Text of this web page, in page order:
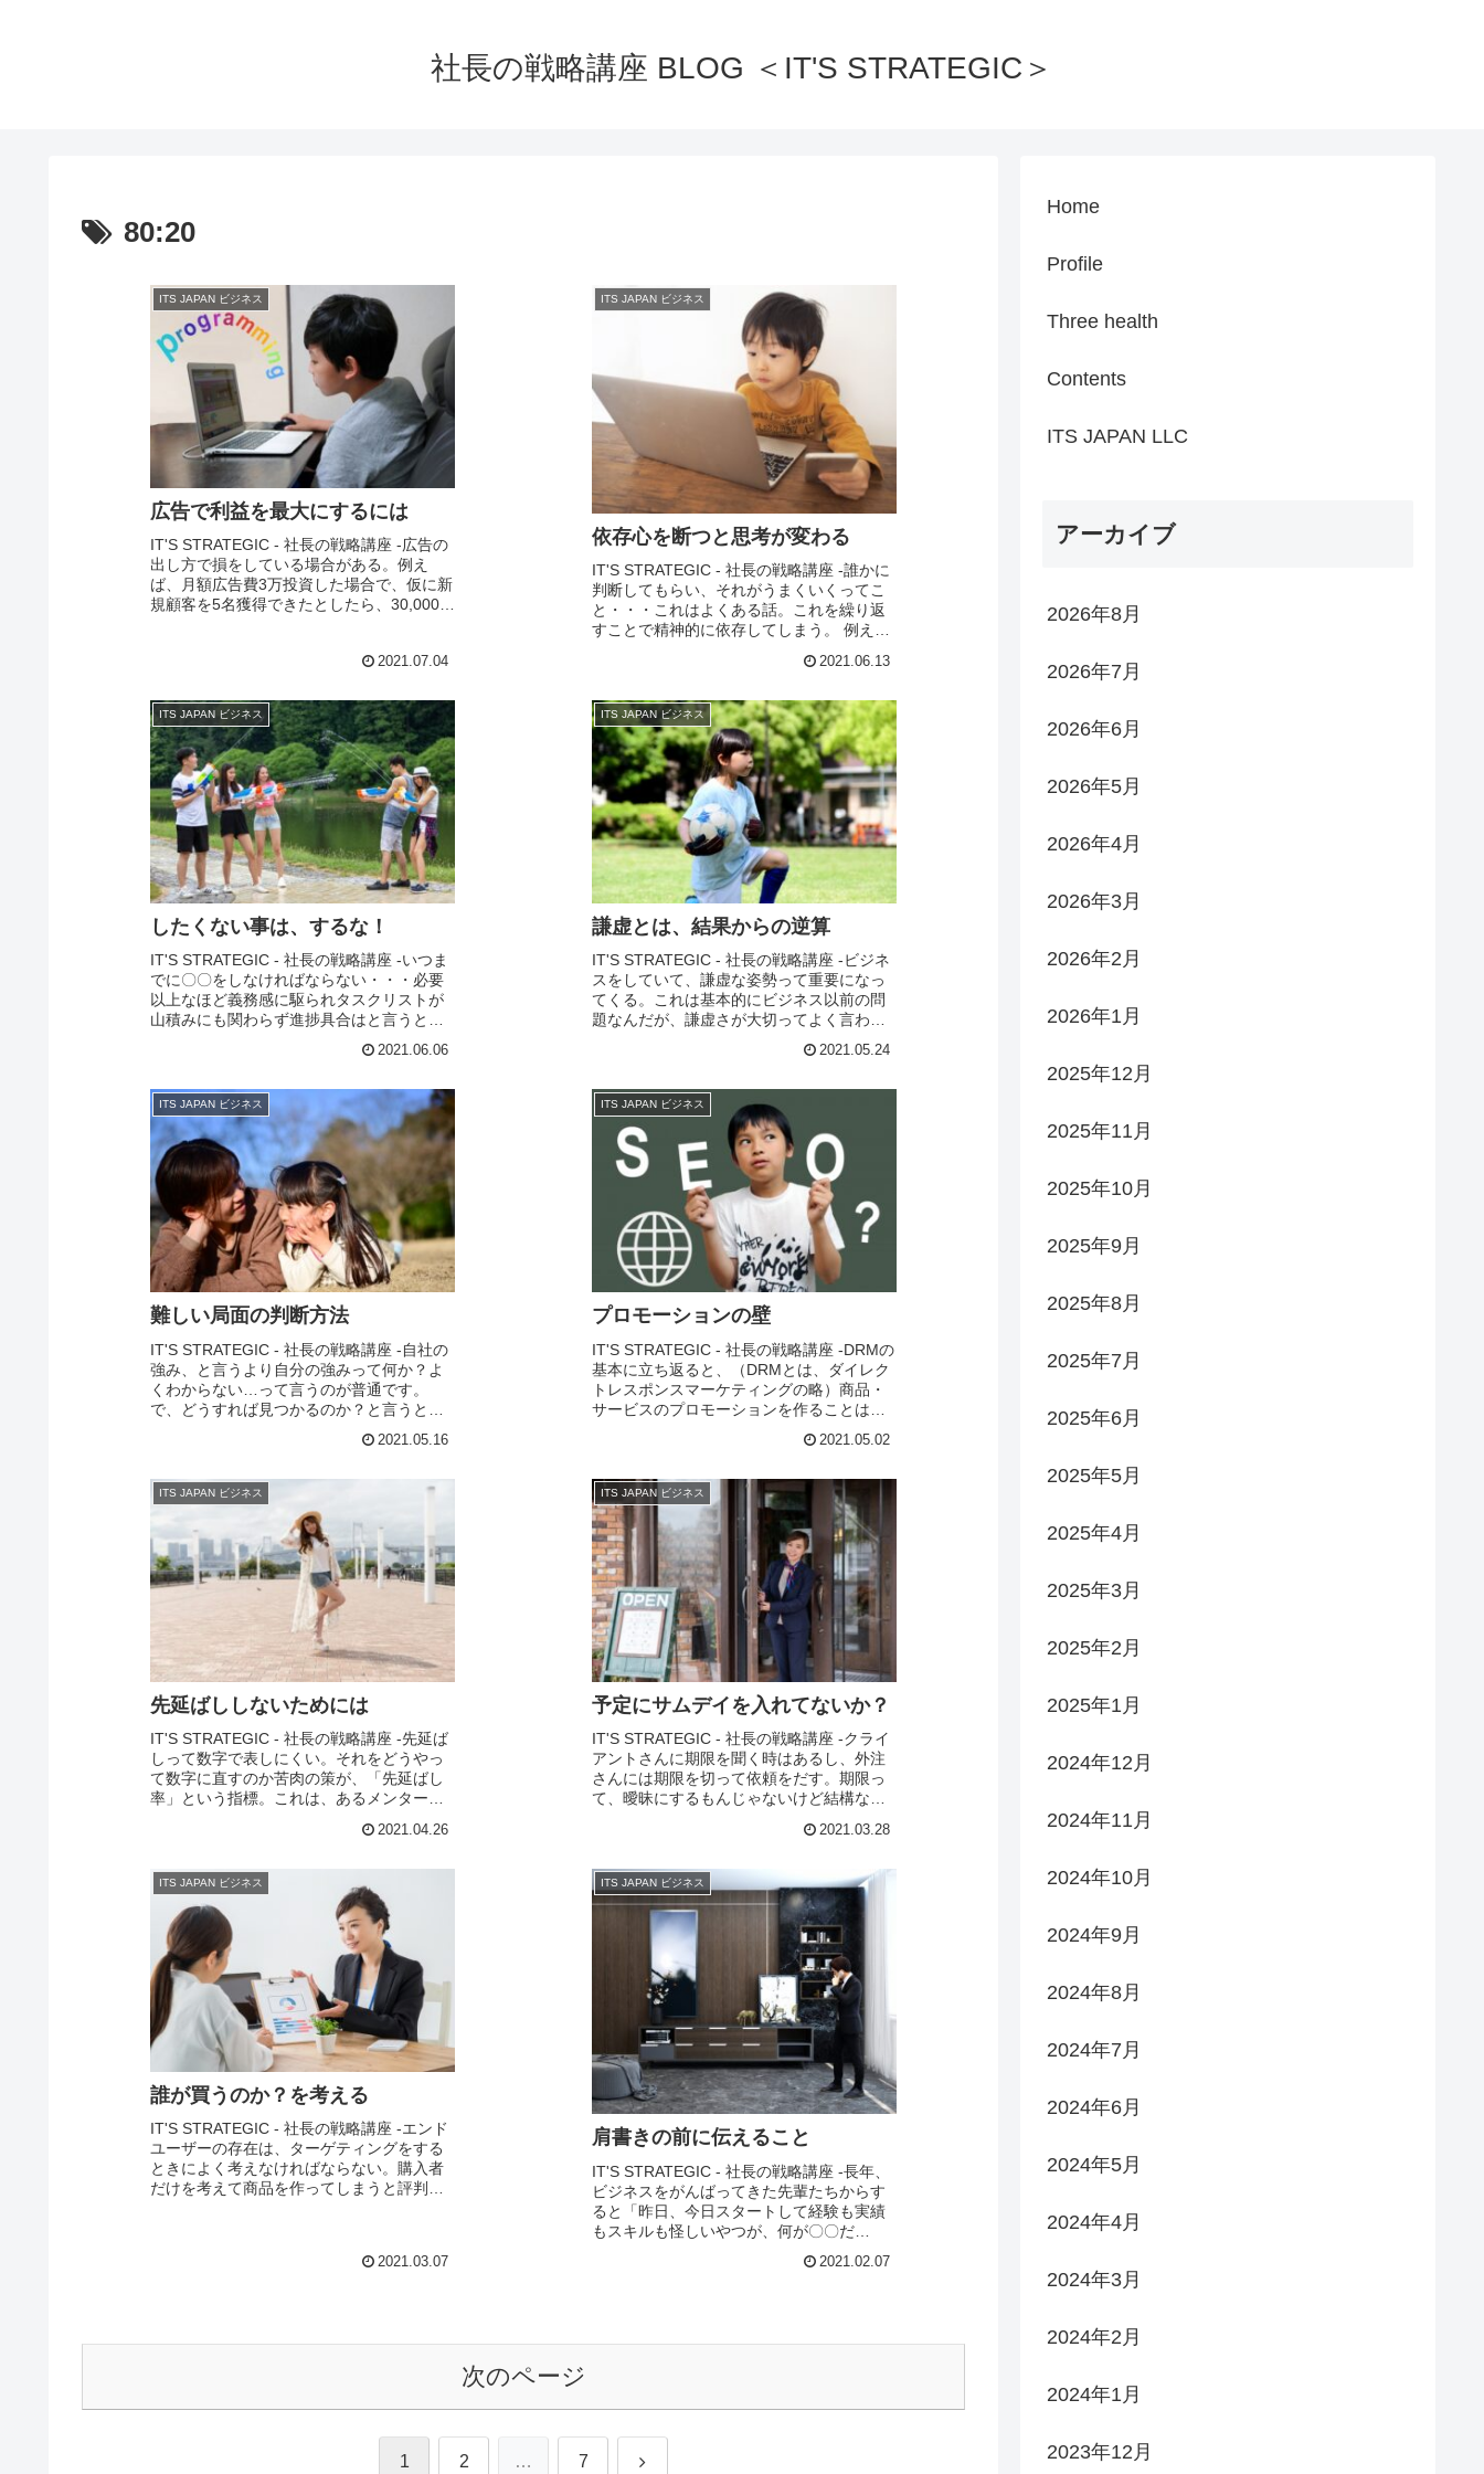
社長の戦略講座 BLOG ＜IT'S STRATEGIC＞
80:20
ITS JAPAN ビジネス
広告で利益を最大にするには
IT'S STRATEGIC - 社長の戦略講座 -広告の
出し方で損をしている場合がある。例え
ば、月額広告費3万投資した場合で、仮に新
規顧客を5名獲得できたとしたら、30,000円
2021.07.04
ITS JAPAN ビジネス
依存心を断つと思考が変わる
IT'S STRATEGIC - 社長の戦略講座 -誰かに
判断してもらい、それがうまくいくってこ
と・・・これはよくある話。これを繰り返
すことで精神的に依存してしまう。 例え
るとか、すぐ聞きに走る。上司に...2021.06.13
ITS JAPAN ビジネス
したくない事は、するな！
IT'S STRATEGIC - 社長の戦略講座 -いつま
でに〇〇をしなければならない・・・必要
以上なほど義務感に駆られタスクリストが
山積みにも関わらず進捗具合はと言うと、
はない。「私は○○が苦手だけど...2021.06.06
ITS JAPAN ビジネス
謙虚とは、結果からの逆算
IT'S STRATEGIC - 社長の戦略講座 -ビジネ
スをしていて、謙虚な姿勢って重要になっ
てくる。これは基本的にビジネス以前の問
題なんだが、謙虚さが大切ってよく言われ
の中で「この人変？」って思うこ...2021.05.24
ITS JAPAN ビジネス
難しい局面の判断方法
IT'S STRATEGIC - 社長の戦略講座 -自社の
強み、と言うより自分の強みって何か？よ
くわからない…って言うのが普通です。
で、どうすれば見つかるのか？と言うと他
ストレングスファインダーによって...2021.05.16
ITS JAPAN ビジネス
プロモーションの壁
IT'S STRATEGIC - 社長の戦略講座 -DRMの
基本に立ち返ると、（DRMとは、ダイレク
トレスポンスマーケティングの略）商品・
サービスのプロモーションを作ることは、
す。プロモーションを組まな...
2021.05.02
ITS JAPAN ビジネス
先延ばししないためには
IT'S STRATEGIC - 社長の戦略講座 -先延ば
しって数字で表しにくい。それをどうやっ
て数字に直すのか苦肉の策が、「先延ばし
率」という指標。これは、あるメンターか
理矢理にでも測ってみると意外に...2021.04.26
ITS JAPAN ビジネス
予定にサムデイを入れてないか？
IT'S STRATEGIC - 社長の戦略講座 -クライ
アントさんに期限を聞く時はあるし、外注
さんには期限を切って依頼をだす。期限っ
て、曖昧にするもんじゃないけど結構な確
すか？」と、質問をすると、「そ...2021.03.28
ITS JAPAN ビジネス
誰が買うのか？を考える
IT'S STRATEGIC - 社長の戦略講座 -エンド
ユーザーの存在は、ターゲティングをする
ときによく考えなければならない。購入者
だけを考えて商品を作ってしまうと評判が
2021.03.07
ITS JAPAN ビジネス
肩書きの前に伝えること
IT'S STRATEGIC - 社長の戦略講座 -長年、
ビジネスをがんばってきた先輩たちからす
ると「昨日、今日スタートして経験も実績
もスキルも怪しいやつが、何が〇〇だ
だって、「エセ」と呼ばれるかもしれ...
2021.02.07
次のページ
1 2 … 7 次
Home
Profile
Three health
Contents
ITS JAPAN LLC
アーカイブ
2026年8月
2026年7月
2026年6月
2026年5月
2026年4月
2026年3月
2026年2月
2026年1月
2025年12月
2025年11月
2025年10月
2025年9月
2025年8月
2025年7月
2025年6月
2025年5月
2025年4月
2025年3月
2025年2月
2025年1月
2024年12月
2024年11月
2024年10月
2024年9月
2024年8月
2024年7月
2024年6月
2024年5月
2024年4月
2024年3月
2024年2月
2024年1月
2023年12月